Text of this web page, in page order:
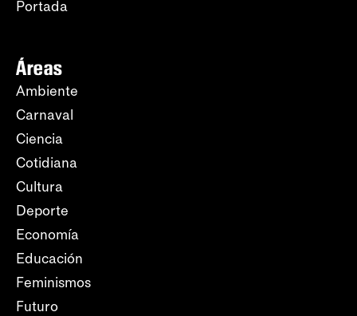
Portada
Áreas
Ambiente
Carnaval
Ciencia
Cotidiana
Cultura
Deporte
Economía
Educación
Feminismos
Futuro